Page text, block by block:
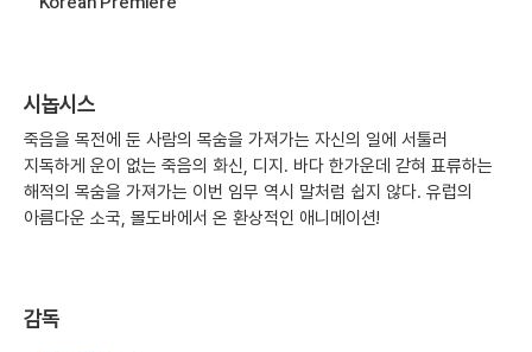
시놉시스
죽음을 목전에 둔 사람의 목숨을 가져가는 자신의 일에 서툴러
지독하게 운이 없는 죽음의 화신, 디지. 바다 한가운데 갇혀 표류하는
해적의 목숨을 가져가는 이번 임무 역시 말처럼 쉽지 않다. 유럽의
아름다운 소국, 몰도바에서 온 환상적인 애니메이션!
감독